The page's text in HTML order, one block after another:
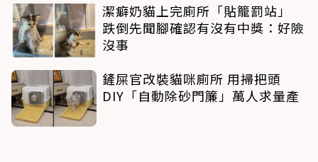
潔癖奶貓上完廁所「貼籠罰站」
跌倒先聞腳確認有沒有中獎：好險
沒事
鏟屎官改裝貓咪廁所 用掃把頭
DIY「自動除砂門簾」萬人求量產